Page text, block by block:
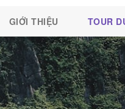
GIỚI THIỆU TOUR